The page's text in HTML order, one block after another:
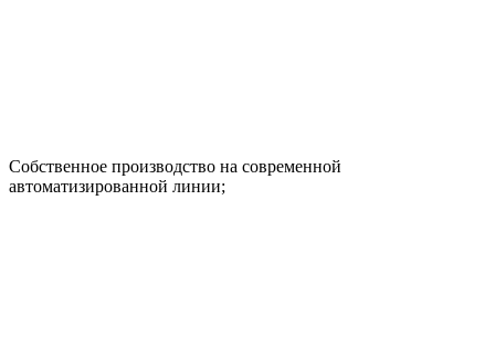
Собственное производство на современной
автоматизированной линии;